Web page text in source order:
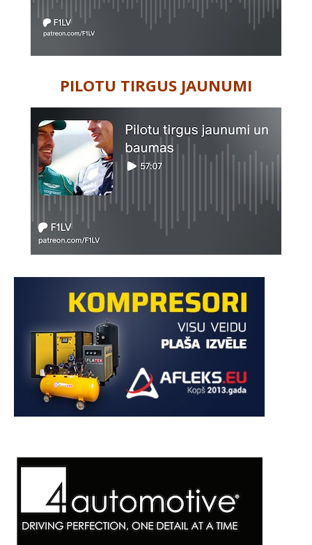
PILOTU TIRGUS JAUNUMI